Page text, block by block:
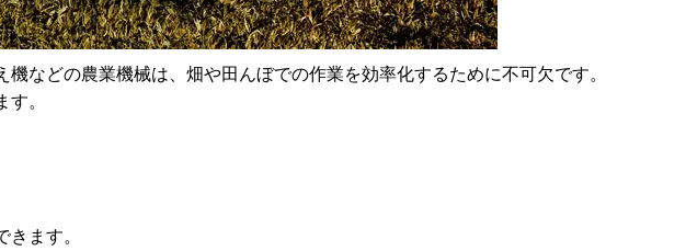
などの農業機械は、畑や田んぼでの作業を効率化するために不可欠です。
。
ます。